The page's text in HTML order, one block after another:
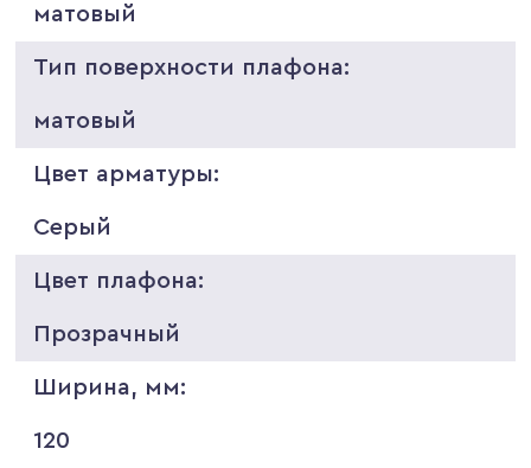
матовый
Тип поверхности плафона:
матовый
Цвет арматуры:
Серый
Цвет плафона:
Прозрачный
Ширина, мм:
120